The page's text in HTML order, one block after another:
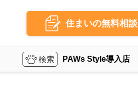
住まいの無料相談
PAWs Style導入店